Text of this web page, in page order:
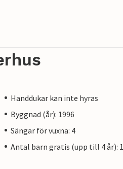
Handdukar kan inte hyras
Byggnad (år): 1996
Sängar för vuxna: 4
Antal barn gratis (upp till 4 år): 1